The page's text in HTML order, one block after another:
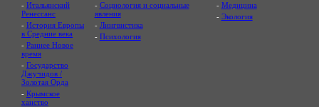
- Итальянский
Ренессанс
- История Европы
в Средние века
- Раннее Новое
время
- Государство
Джучидов /
Золотая Орда
- Крымское
ханство
- Социология и социальные
явления
- Лингвистика
- Психология
- Медицина
- Экология